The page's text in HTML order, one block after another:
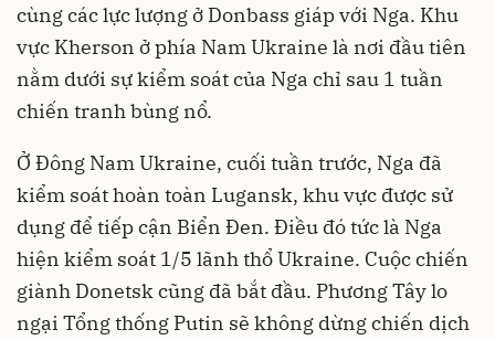
cùng các lực lượng ở Donbass giáp với Nga. Khu
vực Kherson ở phía Nam Ukraine là nơi đầu tiên
nằm dưới sự kiểm soát của Nga chỉ sau 1 tuần
chiến tranh bùng nổ.
Ở Đông Nam Ukraine, cuối tuần trước, Nga đã
kiểm soát hoàn toàn Lugansk, khu vực được sử
dụng để tiếp cận Biển Đen. Điều đó tức là Nga
hiện kiểm soát 1/5 lãnh thổ Ukraine. Cuộc chiến
giành Donetsk cũng đã bắt đầu. Phương Tây lo
ngại Tổng thống Putin sẽ không dừng chiến dịch